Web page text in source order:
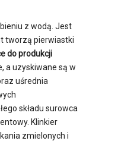
z wodą. Jest
tworzą pierwiastki
do produkcji
a uzyskiwane są w
uśrednia
składu surowca
Klinkier
zmielonych i